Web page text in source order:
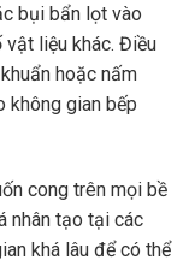
bụi bẩn lọt vào
liệu khác. Điều
hoặc nấm
không gian bếp
cong trên mọi bề
nhân tạo tại các
khá lâu để có thể